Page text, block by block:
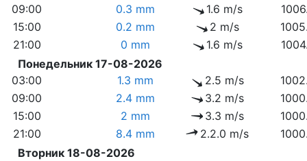
09:00
0.3 mm 1.6 m/s
15:00
0.2 mm 2 m/s
21:00
0 mm 1.6 m/s
Понедельник 17-08-2026
03:00
1.3 mm 2.5 m/s
09:00
2.4 mm 3.2 m/s
15:00
2 mm 3.3 m/s
21:00
8.4 mm 2.2.0 m/s
Вторник 18-08-2026